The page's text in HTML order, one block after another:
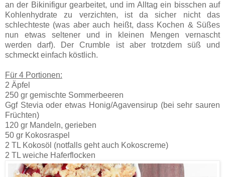
an der Bikinifigur gearbeitet, und im Alltag ein bisschen auf
Kohlenhydrate zu verzichten, ist da sicher nicht das
schlechteste (was aber auch heißt, dass Kochen & Süßes
nun etwas seltener und in kleinen Mengen vernascht
werden darf). Der Crumble ist aber trotzdem süß und
schmeckt einfach köstlich.
Für 4 Portionen:
2 Äpfel
250 gr gemischte Sommerbeeren
Ggf Stevia oder etwas Honig/Agavensirup (bei sehr sauren
Früchten)
120 gr Mandeln, gerieben
50 gr Kokosraspel
2 TL Kokosöl (notfalls geht auch Kokoscreme)
2 TL weiche Haferflocken